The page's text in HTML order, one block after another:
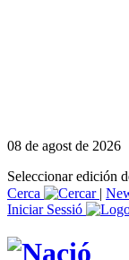
08 de agost de 2026
Seleccionar edición
Cerca
|
Iniciar Sessió